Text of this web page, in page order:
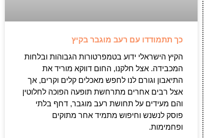
כך תתמודדו עם רעב מוגבר בקיץ
הקיץ הישראלי ידוע בטמפרטורות הגבוהות ובלחות
המכבידה. אצל חלקנו, החום דווקא מוריד את
התיאבון וגורם לנו לחפש מאכלים קלים וקרים, אך
אצל רבים אחרים מתרחשת תופעה הפוכה לחלוטין
והם מעידים על תחושת רעב מוגבר, דחף בלתי
פוסק לנשנש וחיפוש מתמיד אחר מתוקים
ופחמימות.